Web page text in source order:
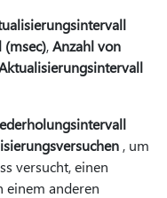
,Anzahl von
, um
versucht, einen
einem anderen